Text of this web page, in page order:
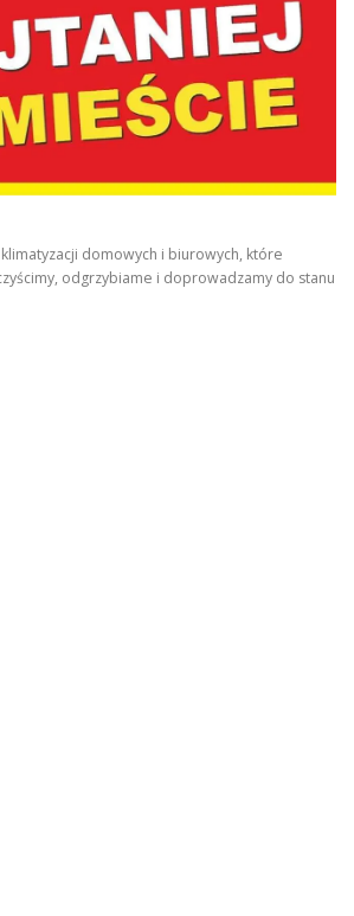
domowych i biurowych, które
odgrzybiame i doprowadzamy do stanu